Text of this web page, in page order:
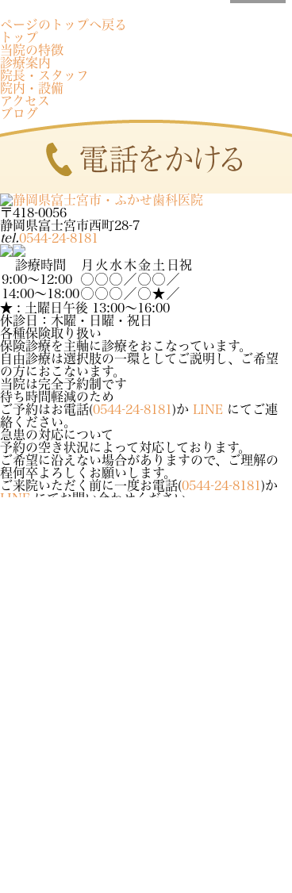
ページのトップへ戻る
トップ
当院の特徴
診療案内
院長・スタッフ
院内・設備
アクセス
ブログ
〒418-0056
静岡県富士宮市西町28-7
tel.0544-24-8181
診療時間 月 火 水 木金 土 日祝
9:00～12:00
◯◯◯ ／ ◯◯ ／
14:00～18:00◯◯◯ ／ ◯★ ／
★ : 土曜日午後 13:00〜16:00
休診日：木曜・日曜・祝日
各種保険取り扱い
保険診療を主軸に診療をおこなっています。
自由診療は選択肢の一環としてご説明し、ご希望
の方におこないます。
当院は完全予約制です
待ち時間軽減のため
ご予約はお電話(0544-24-8181 )か LINE にてご連
絡ください。
急患の対応について
予約の空き状況によって対応しております。
ご希望に沿えない場合がありますので、ご理解の
程何卒よろしくお願いします。
ご来院いただく前に一度お電話(0544-24-8181 )か
LINE にてお問い合わせください。